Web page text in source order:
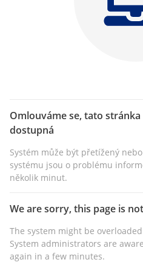
Omlouváme se, tato
dostupná
Systém může být přetížený
systému jsou o problému
několik minut.
We are sorry, this page is
The system might be
System administrators are
again in a few minutes.